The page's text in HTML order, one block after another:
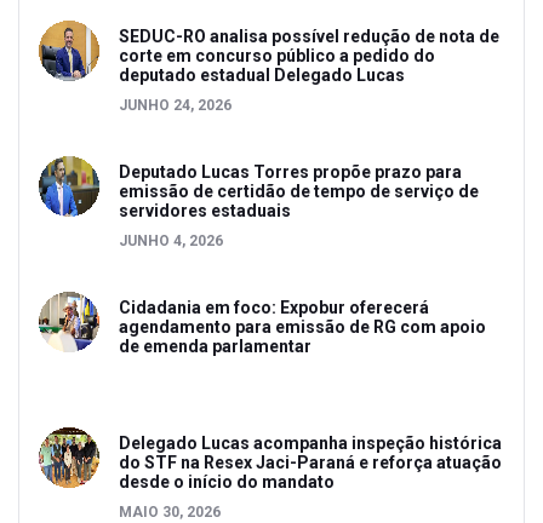
SEDUC-RO analisa possível redução de nota de
corte em concurso público a pedido do
deputado estadual Delegado Lucas
JUNHO 24, 2026
Deputado Lucas Torres propõe prazo para
emissão de certidão de tempo de serviço de
servidores estaduais
JUNHO 4, 2026
Cidadania em foco: Expobur oferecerá
agendamento para emissão de RG com apoio
de emenda parlamentar
Delegado Lucas acompanha inspeção histórica
do STF na Resex Jaci-Paraná e reforça atuação
desde o início do mandato
MAIO 30, 2026